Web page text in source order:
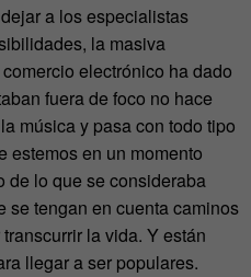
a los especialistas
la masiva
electrónico ha dado
fuera de foco no hace
música y pasa con todo tipo
estemos en un momento
de lo que se consideraba
se tengan en cuenta caminos
la vida. Y están
llegar a ser populares.